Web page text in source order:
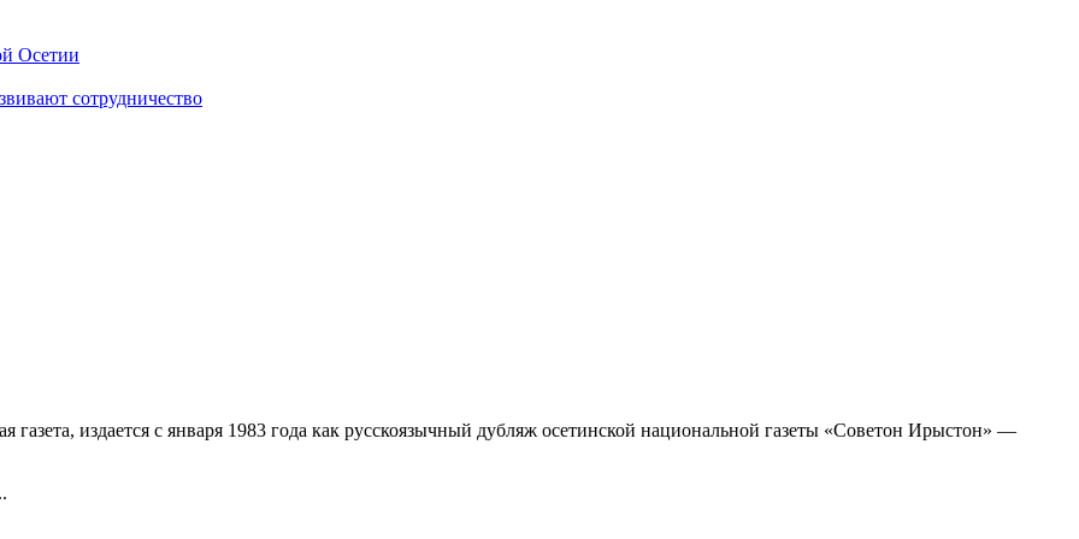
Осетии
сотрудничество
издается с января 1983 года как русскоязычный дубляж осетинской национальной газеты «Советон Ирыстон» —